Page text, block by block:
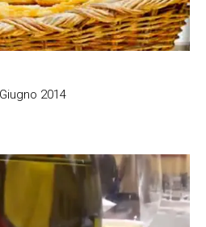
2014